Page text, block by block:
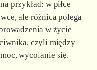
przykład: w piłce
ale różnica polega
w życie
czyli między
wycofanie się.